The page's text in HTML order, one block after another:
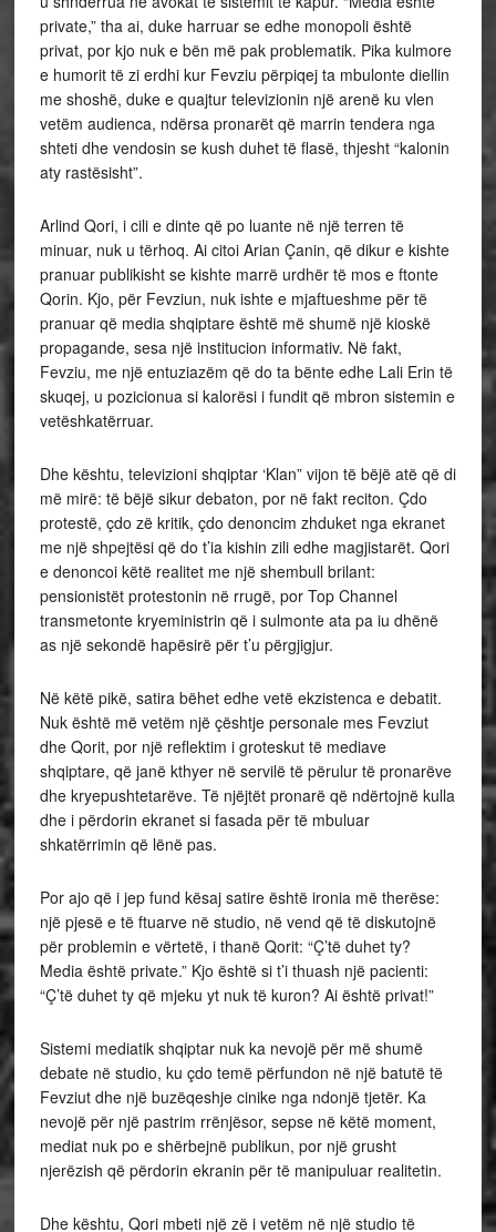
private,” tha ai, duke harruar se edhe monopoli është
privat, por kjo nuk e bën më pak problematik. Pika kulmore
e humorit të zi erdhi kur Fevziu përpiqej ta mbulonte diellin
me shoshë, duke e quajtur televizionin një arenë ku vlen
vetëm audienca, ndërsa pronarët që marrin tendera nga
shteti dhe vendosin se kush duhet të flasë, thjesht “kalonin
aty rastësisht”.
Arlind Qori, i cili e dinte që po luante në një terren të
minuar, nuk u tërhoq. Ai citoi Arian Çanin, që dikur e kishte
pranuar publikisht se kishte marrë urdhër të mos e ftonte
Qorin. Kjo, për Fevziun, nuk ishte e mjaftueshme për të
pranuar që media shqiptare është më shumë një kioskë
propagande, sesa një institucion informativ. Në fakt,
Fevziu, me një entuziazëm që do ta bënte edhe Lali Erin të
skuqej, u pozicionua si kalorësi i fundit që mbron sistemin e
vetëshkatërruar.
Dhe kështu, televizioni shqiptar ‘Klan” vijon të bëjë atë që di
më mirë: të bëjë sikur debaton, por në fakt reciton. Çdo
protestë, çdo zë kritik, çdo denoncim zhduket nga ekranet
me një shpejtësi që do t’ia kishin zili edhe magjistarët. Qori
e denoncoi këtë realitet me një shembull brilant:
pensionistët protestonin në rrugë, por Top Channel
transmetonte kryeministrin që i sulmonte ata pa iu dhënë
as një sekondë hapësirë për t’u përgjigjur.
Në këtë pikë, satira bëhet edhe vetë ekzistenca e debatit.
Nuk është më vetëm një çështje personale mes Fevziut
dhe Qorit, por një reflektim i groteskut të mediave
shqiptare, që janë kthyer në servilë të përulur të pronarëve
dhe kryepushtetarëve. Të njëjtët pronarë që ndërtojnë kulla
dhe i përdorin ekranet si fasada për të mbuluar
shkatërrimin që lënë pas.
Por ajo që i jep fund kësaj satire është ironia më therëse:
një pjesë e të ftuarve në studio, në vend që të diskutojnë
për problemin e vërtetë, i thanë Qorit: “Ç’të duhet ty?
Media është private.” Kjo është si t’i thuash një pacienti:
“Ç’të duhet ty që mjeku yt nuk të kuron? Ai është privat!”
Sistemi mediatik shqiptar nuk ka nevojë për më shumë
debate në studio, ku çdo temë përfundon në një batutë të
Fevziut dhe një buzëqeshje cinike nga ndonjë tjetër. Ka
nevojë për një pastrim rrënjësor, sepse në këtë moment,
mediat nuk po e shërbejnë publikun, por një grusht
njerëzish që përdorin ekranin për të manipuluar realitetin.
Dhe kështu, Qori mbeti një zë i vetëm në një studio të